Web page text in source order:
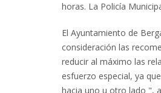
horas. La Policía
El Ayuntamiento de
consideración las
reducir al máximo las
esfuerzo especial, ya
hacia uno u otro lado ",